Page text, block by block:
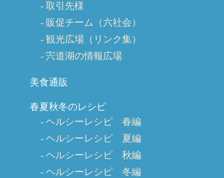
取引先様
販促チーム（六社会）
観光広場（リンク集）
宍道湖の情報広場
美食通販
春夏秋冬のレシピ
ヘルシーレシピ 春編
ヘルシーレシピ 夏編
ヘルシーレシピ 秋編
ヘルシーレシピ 冬編